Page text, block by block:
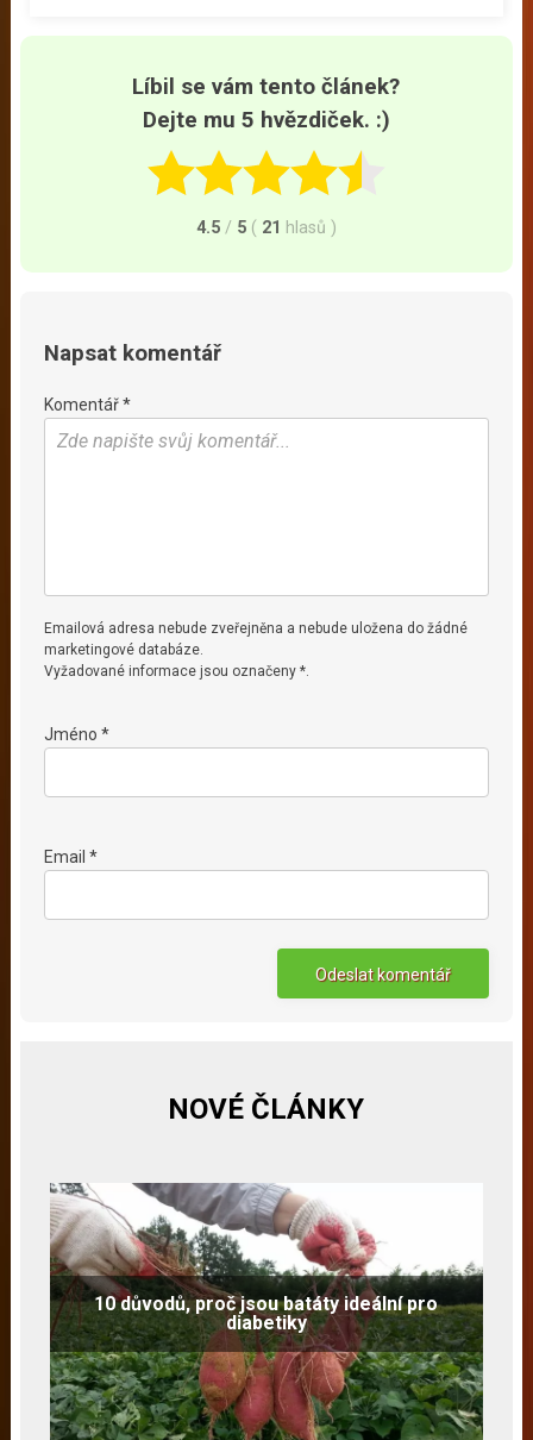
Líbil se vám tento článek?
Dejte mu 5 hvězdiček. :)
4.5 / 5 ( 21 hlasů )
Napsat komentář
Komentář *
Emailová adresa nebude zveřejněna a nebude uložena do žádné
marketingové databáze.
Vyžadované informace jsou označeny *.
Jméno *
Email *
NOVÉ ČLÁNKY
10 důvodů, proč jsou batáty ideální pro
diabetiky